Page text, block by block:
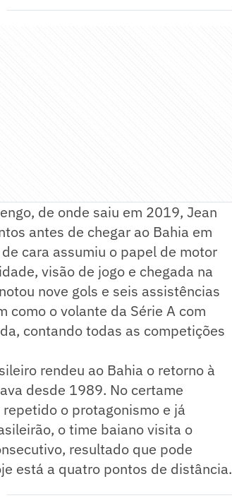
de onde saiu em 2019, Jean
antes de chegar ao Bahia em
cara assumiu o papel de motor
visão de jogo e chegada na
nove gols e seis assistências
como o volante da Série A com
contando todas as competições
rendeu ao Bahia o retorno à
desde 1989. No certame
o protagonismo e já
o time baiano visita o
resultado que pode
está a quatro pontos de distância.